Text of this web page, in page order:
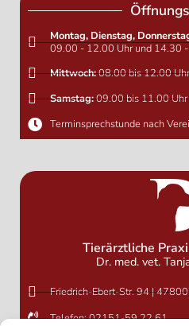
Montag, Dienstag,
09.00 - 12.00 Uhr und 14.30
Mittwoch:08.00 bis 12.00 Uhr
Samstag:09.00 bis 11.00 Uhr
Terminsprechstunde nach
Tierärztliche
Dr. med. vet.
Friedrich-Ebert-Str. 94 |
Telefon: 02151-59 22 61